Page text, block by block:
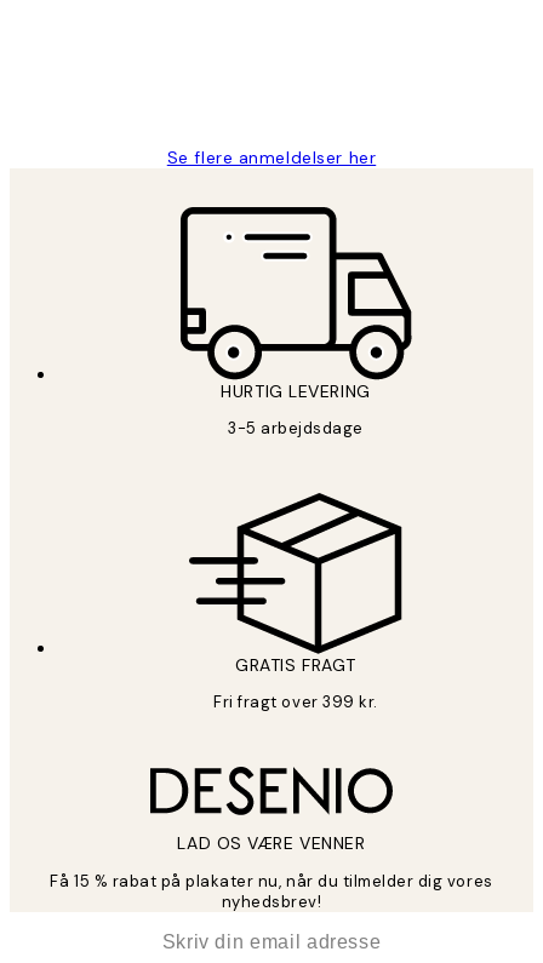
Se flere anmeldelser her
HURTIG LEVERING
3-5 arbejdsdage
GRATIS FRAGT
Fri fragt over 399 kr.
LAD OS VÆRE VENNER
Få 15 % rabat på plakater nu, når du tilmelder dig vores
nyhedsbrev!